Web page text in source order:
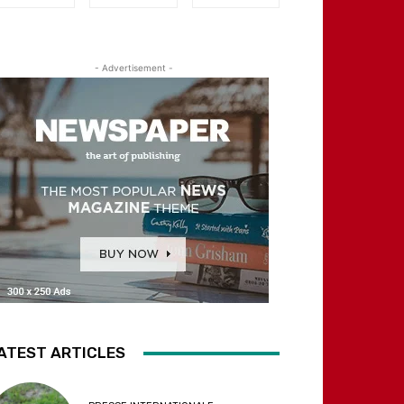
- Advertisement -
ARTICLES